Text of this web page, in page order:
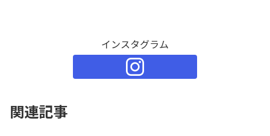
インスタグラム
関連記事